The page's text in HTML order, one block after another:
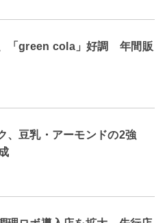
、「green cola」好調 年間販
、豆乳・アーモンドの2強